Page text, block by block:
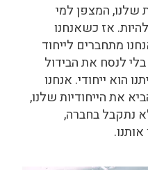
שלנו, המצפן למי
אז כשאנחנו
מתחברים לייחוד
לנסח את הבידול
הוא ייחודי. אנחנו
את הייחודיות שלנו,
נתקבל בחברה,